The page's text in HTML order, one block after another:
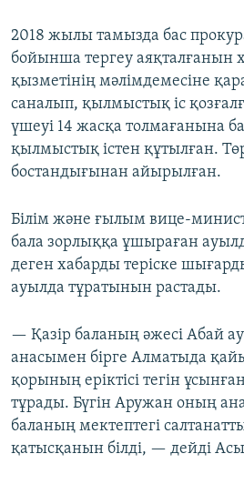
2018 жылы тамызда бас
бойынша тергеу аяқталғанын
қызметінің мәлімдемесіне
саналып, қылмыстық іс
үшеуі 14 жасқа толмағанына
қылмыстық істен құтылған.
бостандығынан айырылған.
Білім және ғылым вице-
бала зорлыққа ұшыраған
деген хабарды теріске
ауылда тұратынын растады.
— Қазір баланың әжесі Абай
анасымен бірге Алматыда
қорының еріктісі тегін
тұрады. Бүгін Аружан оның
баланың мектептегі
қатысқанын білді, — дейді